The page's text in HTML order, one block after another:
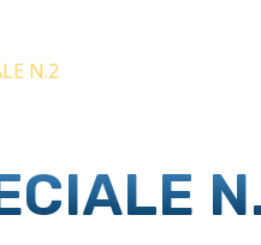
N.2